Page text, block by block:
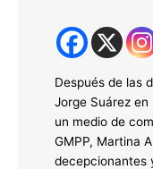
Después de las
Jorge Suárez
un medio de
GMPP, Martina
decepcionantes